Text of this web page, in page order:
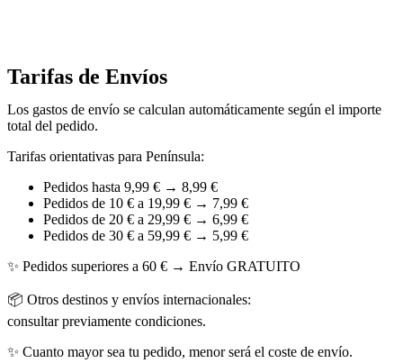
Tarifas de Envíos
Los gastos de envío se calculan automáticamente según el importe
total del pedido.
Tarifas orientativas para Península:
Pedidos hasta 9,99 € → 8,99 €
Pedidos de 10 € a 19,99 € → 7,99 €
Pedidos de 20 € a 29,99 € → 6,99 €
Pedidos de 30 € a 59,99 € → 5,99 €
✨ Pedidos superiores a 60 € → Envío GRATUITO
📦 Otros destinos y envíos internacionales:
consultar previamente condiciones.
✨ Cuanto mayor sea tu pedido, menor será el coste de envío.